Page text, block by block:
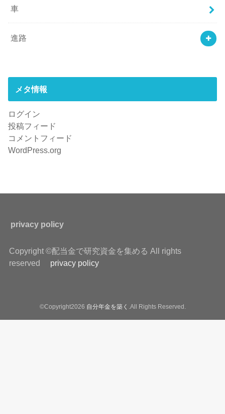
車
進路
メタ情報
ログイン
投稿フィード
コメントフィード
WordPress.org
privacy policy
Copyright ©配当金で研究資金を集める All rights
reserved privacy policy
©Copyright2026 自分年金を築く .All Rights Reserved.